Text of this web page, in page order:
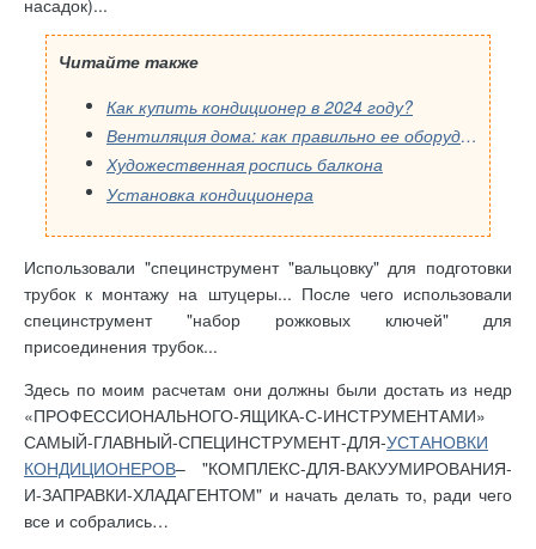
Читайте также
Как купить кондиционер в 2024 году?
Вентиляция дома: как правильно ее оборудовать
Художественная роспись балкона
Установка кондиционера
Использовали "специнструмент "вальцовку" для подготовки
трубок к монтажу на штуцеры... После чего использовали
специнструмент "набор рожковых ключей" для
присоединения трубок...
Здесь по моим расчетам они должны были достать из недр
«ПРОФЕССИОНАЛЬНОГО-ЯЩИКА-С-ИНСТРУМЕНТАМИ»
САМЫЙ-ГЛАВНЫЙ-СПЕЦИНСТРУМЕНТ-ДЛЯ-УСТАНОВКИ
КОНДИЦИОНЕРОВ– "КОМПЛЕКС-ДЛЯ-ВАКУУМИРОВАНИЯ-
И-ЗАПРАВКИ-ХЛАДАГЕНТОМ" и начать делать то, ради чего
все и собрались…